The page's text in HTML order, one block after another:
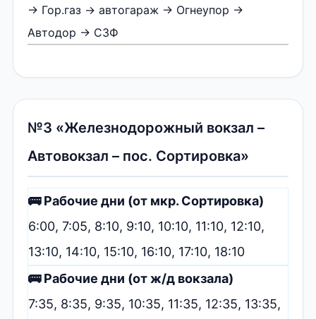
→ Гор.газ → автогараж → Огнеупор →
Автодор → СЗФ
№3 «Железнодорожный вокзал –
Автовокзал – пос. Сортировка»
🚌 Рабочие дни (от мкр. Сортировка)
6:00, 7:05, 8:10, 9:10, 10:10, 11:10, 12:10,
13:10, 14:10, 15:10, 16:10, 17:10, 18:10
🚌 Рабочие дни (от ж/д вокзала)
7:35, 8:35, 9:35, 10:35, 11:35, 12:35, 13:35,